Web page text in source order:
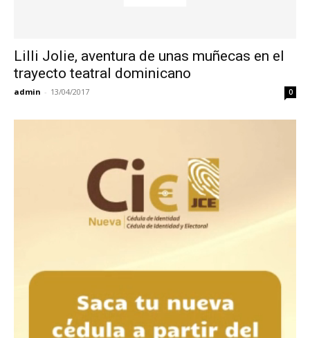
Lilli Jolie, aventura de unas muñecas en el
trayecto teatral dominicano
admin - 13/04/2017 0